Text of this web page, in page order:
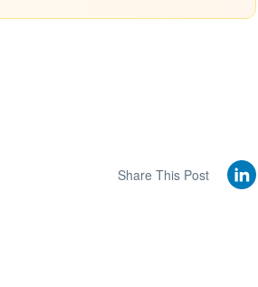
Share This Post